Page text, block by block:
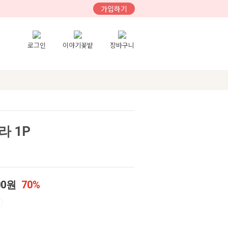
가입하기
로그인 이야기꽃밭 장바구니
1P
원 70%